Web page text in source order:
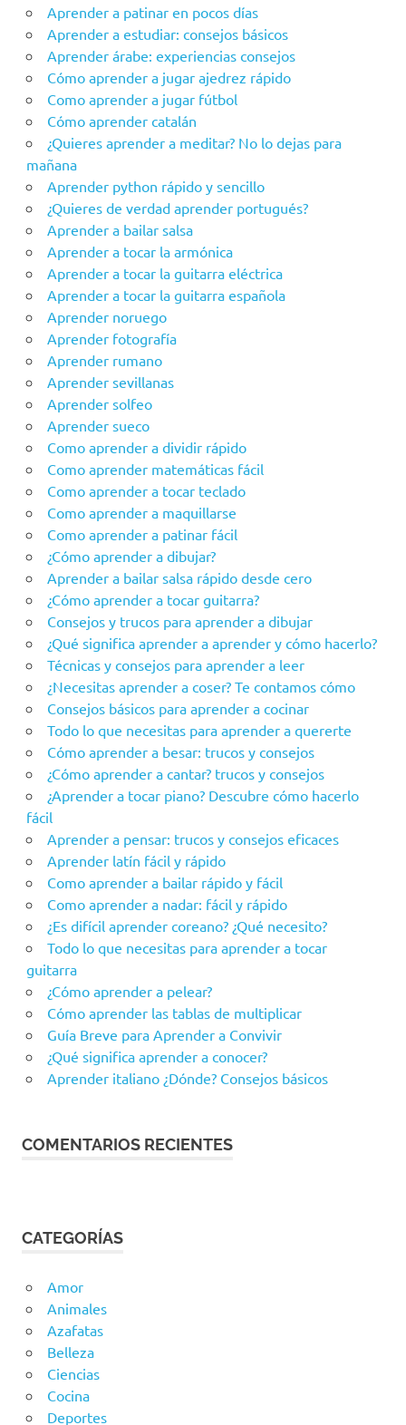
Aprender a patinar en pocos días
Aprender a estudiar: consejos básicos
Aprender árabe: experiencias consejos
Cómo aprender a jugar ajedrez rápido
Como aprender a jugar fútbol
Cómo aprender catalán
¿Quieres aprender a meditar? No lo dejas para
mañana
Aprender python rápido y sencillo
¿Quieres de verdad aprender portugués?
Aprender a bailar salsa
Aprender a tocar la armónica
Aprender a tocar la guitarra eléctrica
Aprender a tocar la guitarra española
Aprender noruego
Aprender fotografía
Aprender rumano
Aprender sevillanas
Aprender solfeo
Aprender sueco
Como aprender a dividir rápido
Como aprender matemáticas fácil
Como aprender a tocar teclado
Como aprender a maquillarse
Como aprender a patinar fácil
¿Cómo aprender a dibujar?
Aprender a bailar salsa rápido desde cero
¿Cómo aprender a tocar guitarra?
Consejos y trucos para aprender a dibujar
¿Qué significa aprender a aprender y cómo hacerlo?
Técnicas y consejos para aprender a leer
¿Necesitas aprender a coser? Te contamos cómo
Consejos básicos para aprender a cocinar
Todo lo que necesitas para aprender a quererte
Cómo aprender a besar: trucos y consejos
¿Cómo aprender a cantar? trucos y consejos
¿Aprender a tocar piano? Descubre cómo hacerlo
fácil
Aprender a pensar: trucos y consejos eficaces
Aprender latín fácil y rápido
Como aprender a bailar rápido y fácil
Como aprender a nadar: fácil y rápido
¿Es difícil aprender coreano? ¿Qué necesito?
Todo lo que necesitas para aprender a tocar
guitarra
¿Cómo aprender a pelear?
Cómo aprender las tablas de multiplicar
Guía Breve para Aprender a Convivir
¿Qué significa aprender a conocer?
Aprender italiano ¿Dónde? Consejos básicos
COMENTARIOS RECIENTES
CATEGORÍAS
Amor
Animales
Azafatas
Belleza
Ciencias
Cocina
Deportes